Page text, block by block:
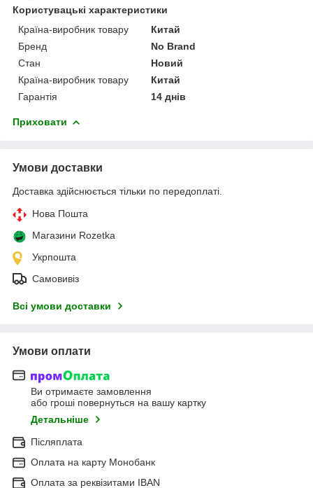
Користувацькі характеристики
Країна-виробник товару
Китай
Бренд
No Brand
Стан
Новий
Країна-виробник товару
Китай
Гарантія
14 днів
Приховати
Умови доставки
Доставка здійснюється тільки по передоплаті.
Нова Пошта
Магазини Rozetka
Укрпошта
Самовивіз
Всі умови доставки
Умови оплати
Ви отримаєте замовлення
або гроші повернуться на вашу картку
Детальніше
Післяплата
Оплата на карту Монобанк
Оплата за реквізитами IBAN